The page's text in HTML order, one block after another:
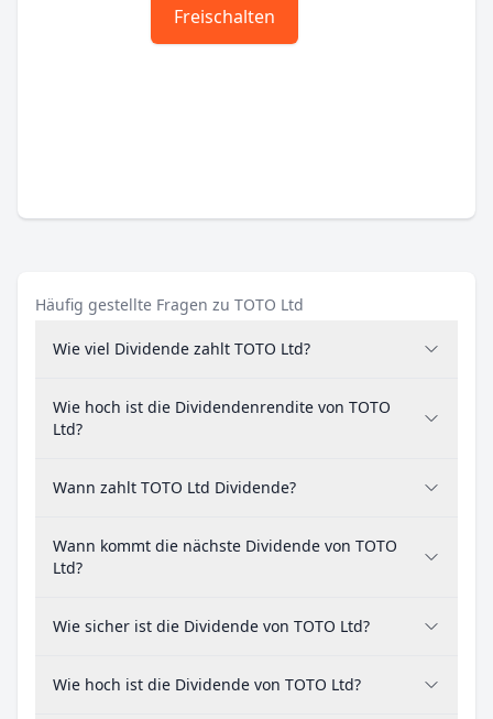
Freischalten
Häufig gestellte Fragen zu TOTO Ltd
Wie viel Dividende zahlt TOTO Ltd?
Wie hoch ist die Dividendenrendite von TOTO
Ltd?
Wann zahlt TOTO Ltd Dividende?
Wann kommt die nächste Dividende von TOTO
Ltd?
Wie sicher ist die Dividende von TOTO Ltd?
Wie hoch ist die Dividende von TOTO Ltd?